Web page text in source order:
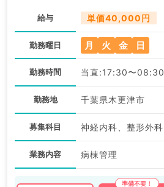
給与 単価40,000円
勤務曜日 月 火 金 日
勤務時間 当直:17:30〜08:30
勤務地 千葉県木更津市
募集科目
業務内容 病棟管理